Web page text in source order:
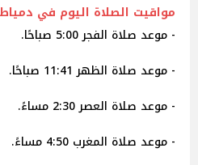
مواقيت الصلاة اليوم في دمياط
- موعد صلاة الفجر 5:00 صباحًا.
- موعد صلاة الظهر 11:41 صباحًا.
- موعد صلاة العصر 2:30 مساءً.
- موعد صلاة المغرب 4:50 مساءً.